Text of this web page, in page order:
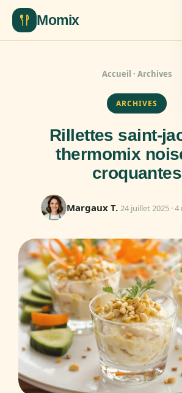
Momix
Accueil · Archives
ARCHIVES
Rillettes saint-
thermomix
croquantes
Margaux T. 24 juillet 2025 ·